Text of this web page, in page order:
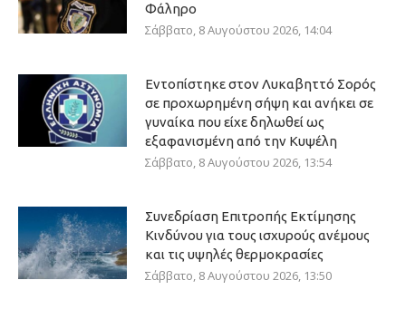
Φάληρο
Σάββατο, 8 Αυγούστου 2026, 14:04
Εντοπίστηκε στον Λυκαβηττό Σορός
σε προχωρημένη σήψη και ανήκει σε
γυναίκα που είχε δηλωθεί ως
εξαφανισμένη από την Κυψέλη
Σάββατο, 8 Αυγούστου 2026, 13:54
Συνεδρίαση Επιτροπής Εκτίμησης
Κινδύνου για τους ισχυρούς ανέμους
και τις υψηλές θερμοκρασίες
Σάββατο, 8 Αυγούστου 2026, 13:50